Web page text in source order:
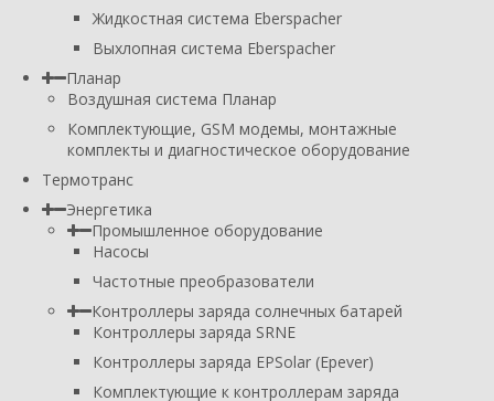
Жидкостная система Eberspacher
Выхлопная система Eberspacher
Планар
Воздушная система Планар
Комплектующие, GSM модемы, монтажные
комплекты и диагностическое оборудование
Термотранс
Энергетика
Промышленное оборудование
Насосы
Частотные преобразователи
Контроллеры заряда солнечных батарей
Контроллеры заряда SRNE
Контроллеры заряда EPSolar (Epever)
Комплектующие к контроллерам заряда